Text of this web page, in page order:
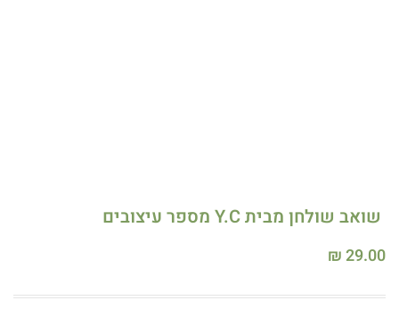
שואב שולחן מבית Y.C מספר עיצובים
₪29.00